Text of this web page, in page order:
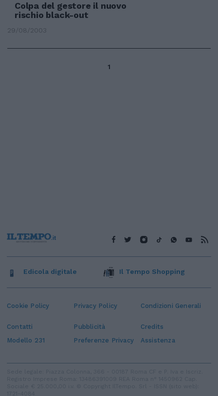
Colpa del gestore il nuovo
rischio black-out
29/08/2003
1
Cookie Policy Privacy Policy Condizioni Generali
Contatti Pubblicità
Credits
Modello 231
Preferenze Privacy Assistenza
Edicola digitale Il Tempo Shopping